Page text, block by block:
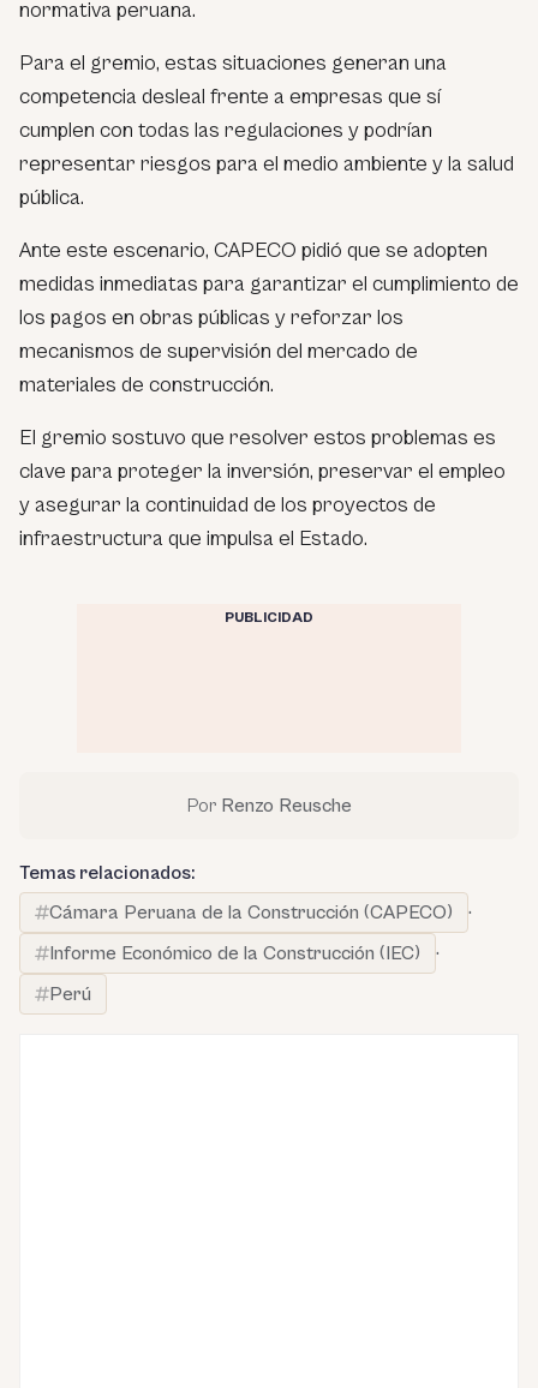
normativa peruana.
Para el gremio, estas situaciones generan una
competencia desleal frente a empresas que sí
cumplen con todas las regulaciones y podrían
representar riesgos para el medio ambiente y la salud
pública.
Ante este escenario, CAPECO pidió que se adopten
medidas inmediatas para garantizar el cumplimiento de
los pagos en obras públicas y reforzar los
mecanismos de supervisión del mercado de
materiales de construcción.
El gremio sostuvo que resolver estos problemas es
clave para proteger la inversión, preservar el empleo
y asegurar la continuidad de los proyectos de
infraestructura que impulsa el Estado.
PUBLICIDAD
Por Renzo Reusche
Temas relacionados:
Cámara Peruana de la Construcción (CAPECO)
·
Informe Económico de la Construcción (IEC)
·
Perú